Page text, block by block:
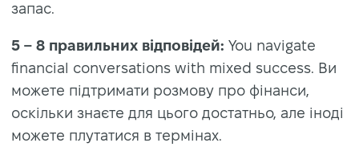
запас.
5 – 8 правильних відповідей: You navigate
financial conversations with mixed success. Ви
можете підтримати розмову про фінанси,
оскільки знаєте для цього достатньо, але іноді
можете плутатися в термінах.